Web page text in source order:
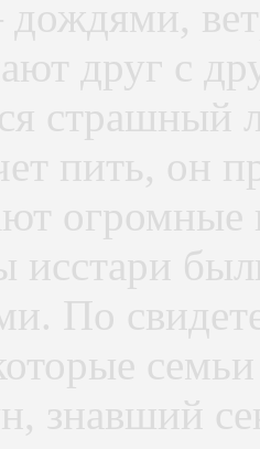
друг с
страшный
пить, он
исстари
По
знавший